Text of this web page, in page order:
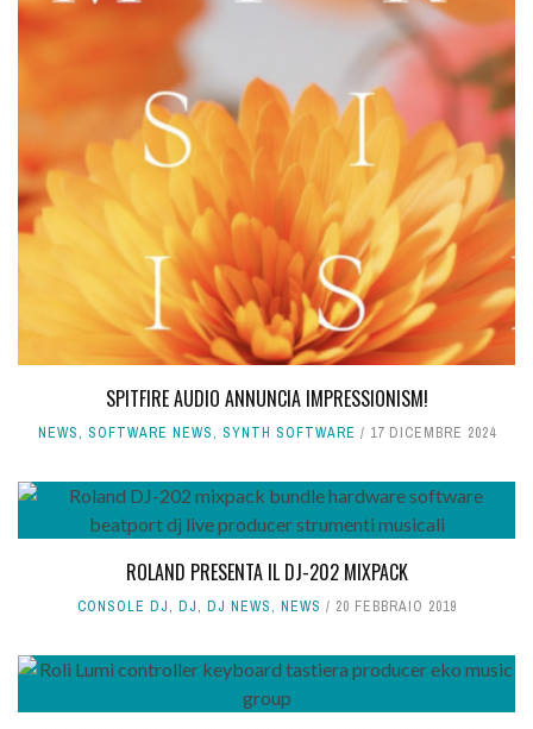
SPITFIRE AUDIO ANNUNCIA IMPRESSIONISM!
NEWS, SOFTWARE NEWS, SYNTH SOFTWARE 17 DICEMBRE 2024
ROLAND PRESENTA IL DJ-202 MIXPACK
CONSOLE DJ, DJ, DJ NEWS, NEWS 20 FEBBRAIO 2019